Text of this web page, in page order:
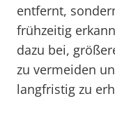
entfernt,
frühzeitig
dazu bei,
zu vermeiden
langfristig zu